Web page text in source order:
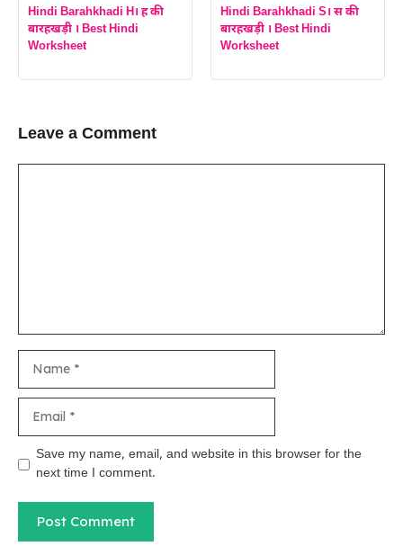
Hindi Barahkhadi H। ह की
बारहखड़ी । Best Hindi
Worksheet
Hindi Barahkhadi S। स की
बारहखड़ी । Best Hindi
Worksheet
Leave a Comment
Save my name, email, and website in this browser for the
next time I comment.